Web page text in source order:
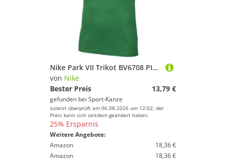
Nike Park VII Trikot BV6708 PINE GREEN/WHITE M
von Nike
Bester Preis
13,79 €
gefunden bei Sport-Kanze
zuletzt überprüft am 06.08.2026 um 12:02; der
Preis kann sich seitdem geändert haben.
25% Ersparnis
Weitere Angebote:
Amazon
18,36 €
Amazon
18,36 €